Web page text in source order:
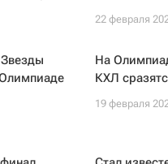
22 февраля
На
КХЛ
19 февраля